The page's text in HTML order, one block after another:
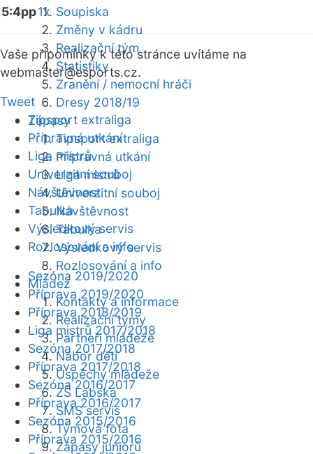
Soupiska
Změny v kádru
Realizační tým
Statistiky
Zranění / nemocní hráči
Dresy 2018/19
Zápasy
Tipsport extraliga
Přípravná utkání
Liga mistrů
Univerzitní souboj
Návštěvnost
Tabulka
Výsledkový servis
Rozlosování a info
Mládež
Kontakty a informace
Realizační týmy
Partneři mládeže
Nábor dětí
Úspěchy mládeže
ZŠ Labská
SMS servis
Týmová fota
Zápasy juniorů
5:4pp1x
Vaše připomínky k této stránce uvítáme na
webmaster@esports.cz.
Tweet
Tipsport extraliga
Přípravná utkání
Liga mistrů
Univerzitní souboj
Návštěvnost
Tabulka
Výsledkový servis
Rozlosování a info
Sezóna 2019/2020
Příprava 2019/2020
Příprava 2018/2019
Liga mistrů 2017/2018
Sezóna 2017/2018
Příprava 2017/2018
Sezóna 2016/2017
Příprava 2016/2017
Sezóna 2015/2016
Příprava 2015/2016